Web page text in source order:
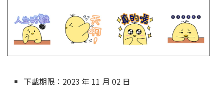
下載期限：2023 年 11 月 02 日